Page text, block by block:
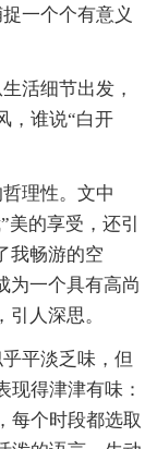
一个个有意义
活细节出发，
，谁说“白开
理性。文中
的享受，还引
我畅游的空
为一个具有高尚
人深思。
平淡乏味，但
现得津津有味：
每个时段都选取